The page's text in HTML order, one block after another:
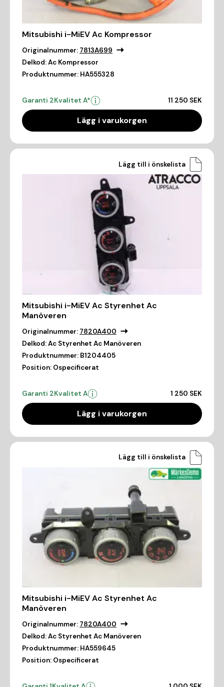
Mitsubishi i-MiEV Ac Kompressor
Originalnummer: 7813A699
Delkod:Ac Kompressor
Produktnummer: HA555328
Garanti 2Kvalitet A* 11 250 SEK
Lägg i varukorgen
Lägg till i önskelista
Mitsubishi i-MiEV Ac Styrenhet Ac
Manöveren
Originalnummer: 7820A400
Delkod:Ac Styrenhet Ac Manöveren
Produktnummer: B1204405
Position: Ospecificerat
Garanti 2Kvalitet A 1 250 SEK
Lägg i varukorgen
Lägg till i önskelista
Mitsubishi i-MiEV Ac Styrenhet Ac
Manöveren
Originalnummer: 7820A400
Delkod:Ac Styrenhet Ac Manöveren
Produktnummer: HA559645
Position: Ospecificerat